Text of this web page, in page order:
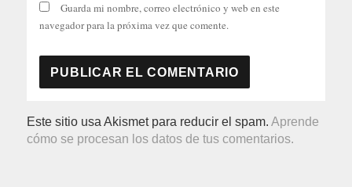
Guarda mi nombre, correo electrónico y web en este
navegador para la próxima vez que comente.
Este sitio usa Akismet para reducir el spam.Aprende
cómo se procesan los datos de tus comentarios.